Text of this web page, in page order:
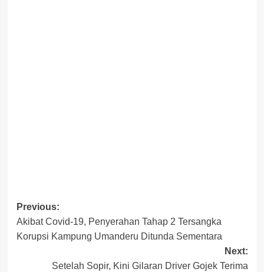
Post
navigation
Previous:
Akibat Covid-19, Penyerahan Tahap 2 Tersangka
Korupsi Kampung Umanderu Ditunda Sementara
Next:
Setelah Sopir, Kini Gilaran Driver Gojek Terima